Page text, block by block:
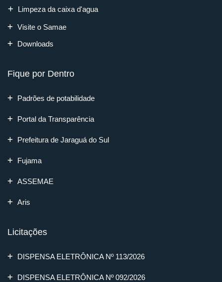
Limpeza da caixa d'agua
Visite o Samae
Downloads
Fique por Dentro
Padrões de potabilidade
Portal da Transparência
Prefeitura de Jaraguá do Sul
Fujama
ASSEMAE
Aris
Licitações
DISPENSA ELETRÔNICA Nº 113/2026
DISPENSA ELETRÔNICA Nº 092/2026